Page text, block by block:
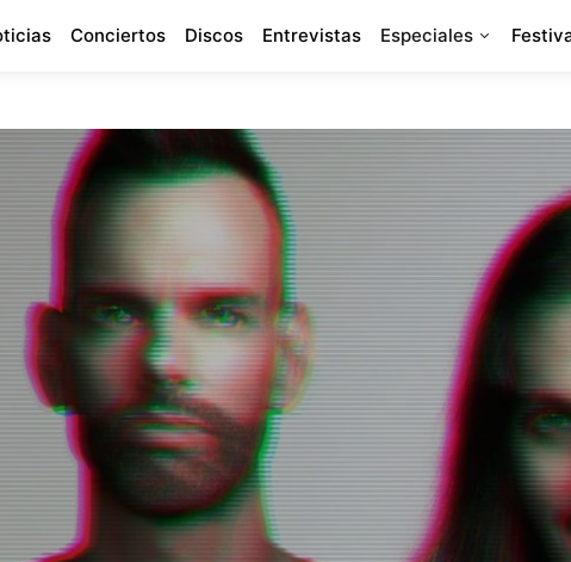
Conciertos Discos Entrevistas Especiales